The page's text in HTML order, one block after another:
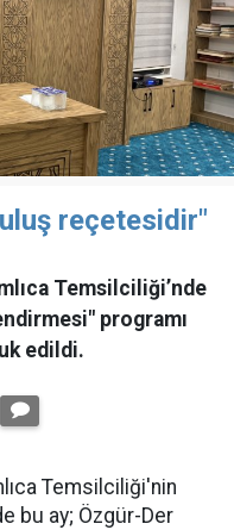
reçetesidir"
Temsilciliği’nde
programı
edildi.
Temsilciliği'nin
bu ay; Özgür-Der